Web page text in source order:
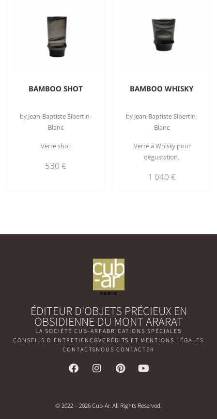
BAMBOO SHOT
by Jean-Baptiste Sibertin-
Blanc
Verre shot
530 €
BAMBOO WHISKY
by Jean-Baptiste Sibertin-
Blanc
Verre à Whisky pour
dégustation.
1 040 €
ÉDITEUR D'OBJETS PRÉCIEUX EN
OBSIDIENNE DU MONT ARARAT
LA SOCIÉTÉ CUB-ARFABRICATIONS SPÉCIALES
CONSEILS D'ENTRETIENCGVCRÉDITS ET MENTIONS LÉGALES
CONTACTSNOUS CONTACTER
© 2022 – 2026 Cub-Ar. All Rights Reserved.